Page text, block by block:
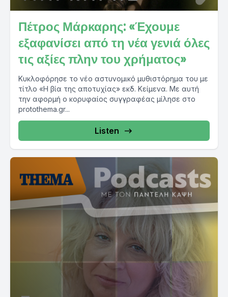
Πέτρος Μάρκαρης: «Έχουμε
εξαφανίσει από τη νέα γενιά όλες
τις αξίες πλην του χρήματος»
Κυκλοφόρησε το νέο αστυνομικό μυθιστόρημα του με
τίτλο «Η βία της αποτυχίας» εκδ. Κείμενα. Με αυτή
την αφορμή ο κορυφαίος συγγραφέας μίλησε στο
protothema.gr...
Listen